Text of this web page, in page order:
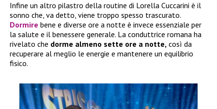
Infine un altro pilastro della routine di Lorella Cuccarini è il
sonno che, va detto, viene troppo spesso trascurato.
Dormire bene e diverse ore a notte è invece essenziale per
la salute e il benessere generale. La conduttrice romana ha
rivelato che dorme almeno sette ore a notte, così da
recuperare al meglio le energie e mantenere un equilibrio
fisico.